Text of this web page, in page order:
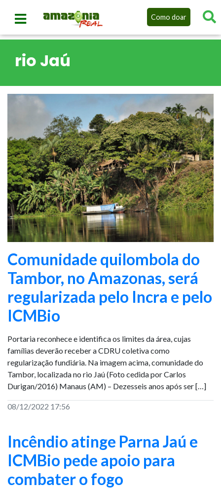
Como doar
rio Jaú
Comunidade quilombola do
Tambor, no Amazonas, será
regularizada pelo Incra e pelo
ICMBio
Portaria reconhece e identifica os limites da área, cujas
famílias deverão receber a CDRU coletiva como
regularização fundiária. Na imagem acima, comunidade do
Tambor, localizada no rio Jaú (Foto cedida por Carlos
Durigan/2016) Manaus (AM) – Dezesseis anos após ser […]
08/12/2022 17:56
Incêndio atinge Parna Jaú e
ICMBio pede apoio para
combater o fogo